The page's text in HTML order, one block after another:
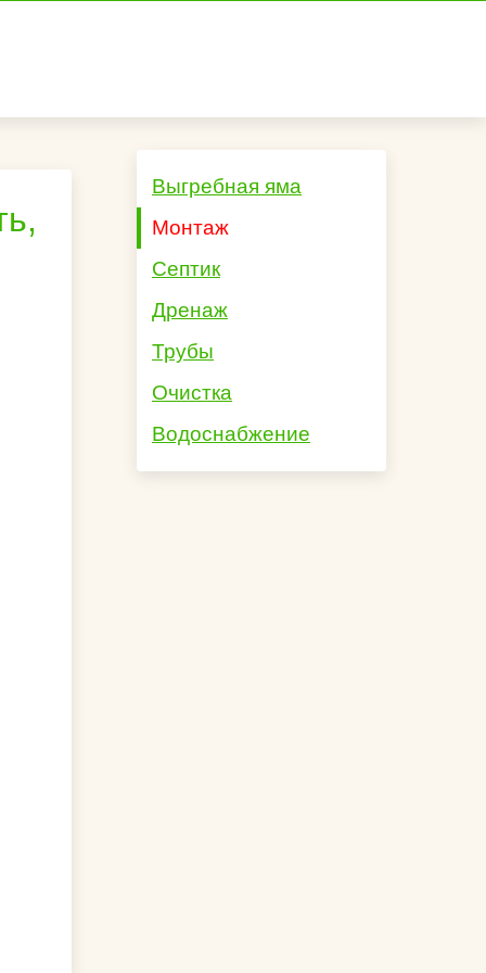
Выгребная яма
Монтаж
Септик
Дренаж
Трубы
Очистка
Водоснабжение